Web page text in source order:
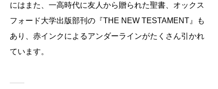
にはまた、一高時代に友人から贈られた聖書、オックス
フォード大学出版部刊の『THE NEW TESTAMENT』も
あり、赤インクによるアンダーラインがたくさん引かれ
ています。